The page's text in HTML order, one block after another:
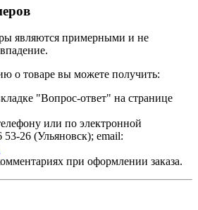
являются примерными и не
о товаре вы можете получить:
"Вопрос-ответ" на странице
или по электронной
53-26 (Ульяновск); email:
при оформлении заказа.